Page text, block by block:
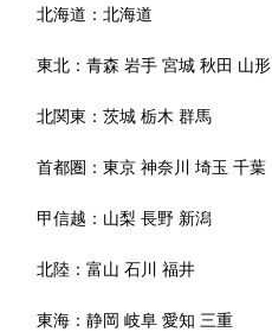
北海道：北海道
東北：青森 岩手 宮城 秋田 山形
北関東：茨城 栃木 群馬
首都圏：東京 神奈川 埼玉 千葉
甲信越： 山梨 長野 新潟
北陸：富山 石川 福井
東海：静岡 岐阜 愛知 三重